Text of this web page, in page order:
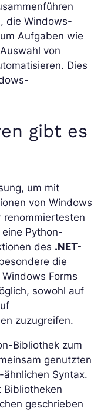
die Windows-
Aufgaben wie
von
Dies
gibt es
um mit
von Windows
renommiertesten
eine Python-
des .NET-
die
Forms
sowohl auf
zuzugreifen.
Bibliothek zum
genutzten
ähnlichen Syntax.
Bibliotheken
geschrieben